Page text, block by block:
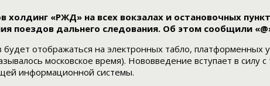
«РЖД» на всех вокзалах и остановочных
поездов дальнего следования. Об этом сообщили
отображаться на электронных табло, платформенных
московское время). Нововведение вступает в
информационной системы.